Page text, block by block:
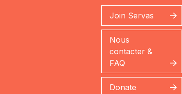
Join Servas
Nous
contacter &
FAQ
Donate